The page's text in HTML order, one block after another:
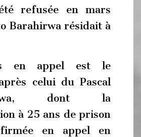
refusée en mars
Barahirwa résidait à
en appel est le
celui du Pascal
dont la
à 25 ans de prison
en appel en